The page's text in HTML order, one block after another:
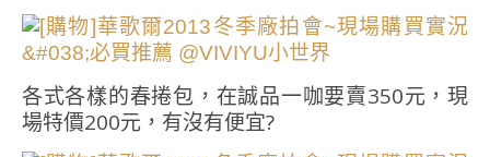
各式各樣的春捲包，在誠品一咖要賣350元，現
場特價200元，有沒有便宜?